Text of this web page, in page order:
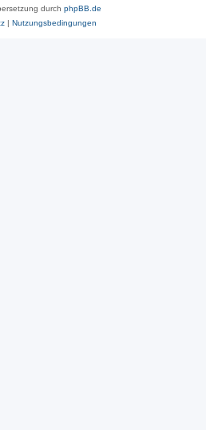
durch phpBB.de
| Nutzungsbedingungen